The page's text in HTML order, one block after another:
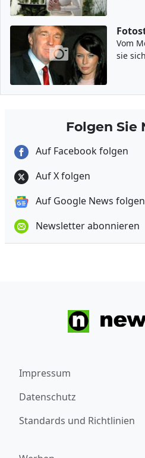
Vom
sie
Folgen Sie
Auf Facebook folgen
Auf X folgen
Auf Google News folgen
Newsletter abonnieren
Impressum
Datenschutz
Standards und Richtlinien